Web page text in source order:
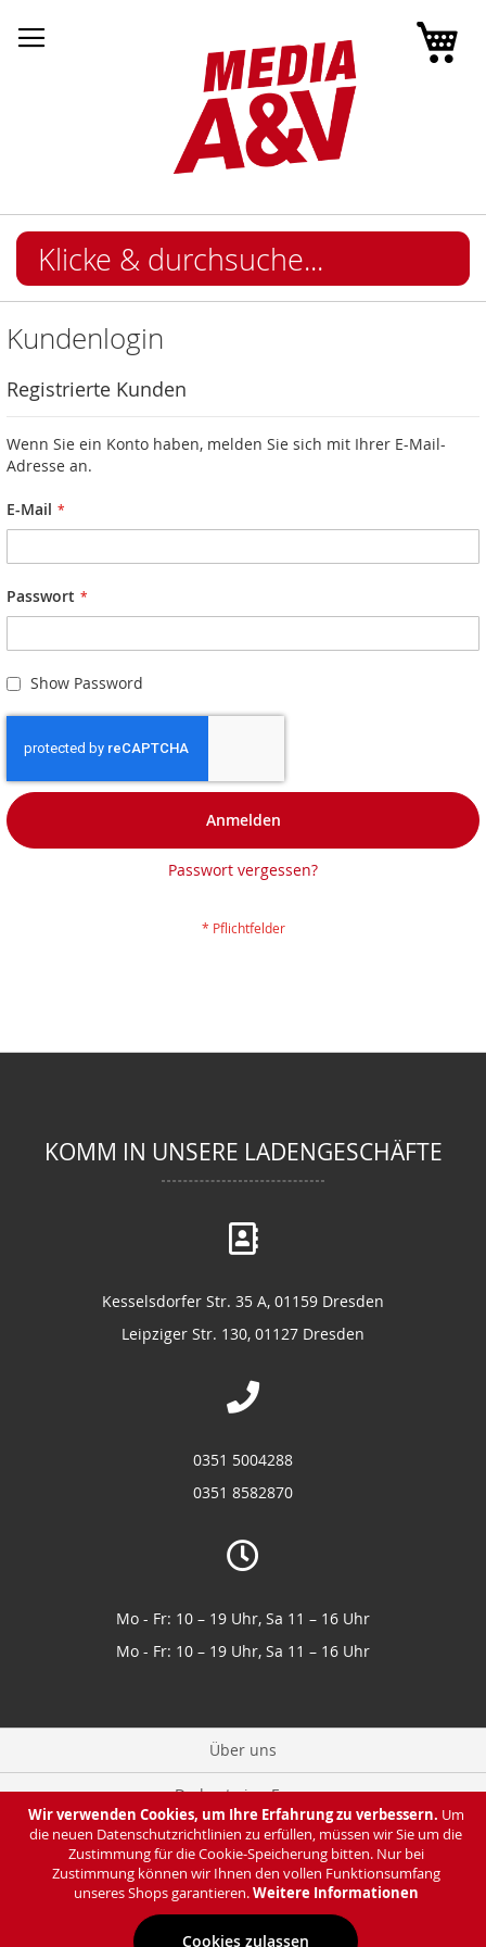
Wir verwenden Cookies, um Ihre Erfahrung zu verbessern. Um
die neuen Datenschutzrichtlinien zu erfüllen, müssen wir Sie um die
Zustimmung für die Cookie-Speicherung bitten. Nur bei
Zustimmung können wir Ihnen den vollen Funktionsumfang
unseres Shops garantieren.Weitere Informationen
Cookies zulassen
Kundenlogin
Registrierte Kunden
Wenn Sie ein Konto haben, melden Sie sich mit Ihrer E-Mail-
Adresse an.
E-Mail
Passwort
Show Password
Anmelden
Passwort vergessen?
KOMM IN UNSERE LADENGESCHÄFTE
Kesselsdorfer Str. 35 A, 01159 Dresden
Leipziger Str. 130, 01127 Dresden
0351 5004288
0351 8582870
Mo - Fr: 10 – 19 Uhr, Sa 11 – 16 Uhr
Mo - Fr: 10 – 19 Uhr, Sa 11 – 16 Uhr
Über uns
Du hast eine Frage
Zahlung & Lieferung
Datenschutz